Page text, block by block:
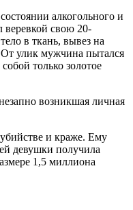
алкогольного и
веревкой свою 20-
в ткань, вывез на
От улик мужчина пытался
только золотое
возникшая личная
и краже. Ему
девушки получила
1,5 миллиона